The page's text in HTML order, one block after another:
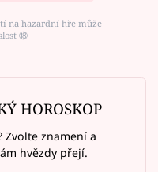
na hazardní hře může
⑱
HOROSKOP
Zvolte znamení a
hvězdy přejí.